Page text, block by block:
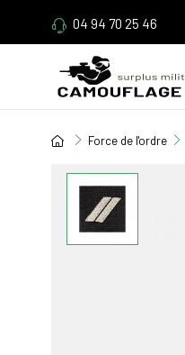
04 94 70 25 46
Force de l'ordre